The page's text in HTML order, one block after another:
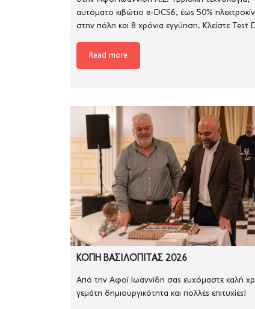
αυτόματο κιβώτιο e-DCS6, έως 50%
στην πόλη και 8 χρόνια εγγύηση. Κλείστε Test
Read more
ΚΟΠΗ ΒΑΣΙΛΟΠΙΤΑΣ 2026
Από την Αφοί Ιωαννίδη σας ευχόμαστε καλή
γεμάτη δημιουργικότητα και πολλές επιτυχίες!